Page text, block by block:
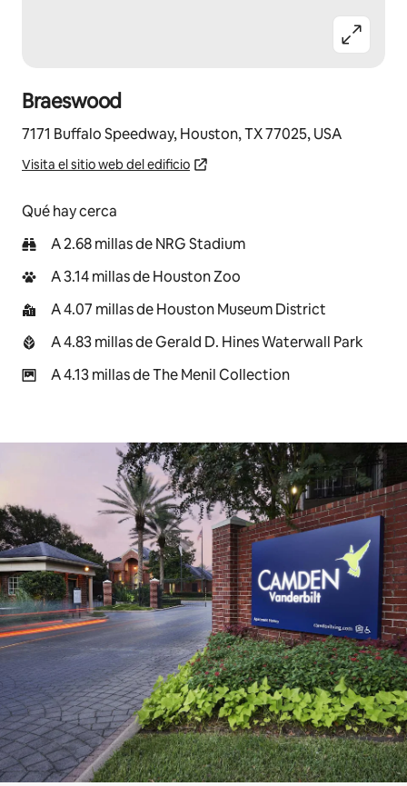
Braeswood
7171 Buffalo Speedway, Houston, TX 77025, USA
Visita el sitio web del edificio
Qué hay cerca
A 2.68 millas de NRG Stadium
A 3.14 millas de Houston Zoo
A 4.07 millas de Houston Museum District
A 4.83 millas de Gerald D. Hines Waterwall Park
A 4.13 millas de The Menil Collection